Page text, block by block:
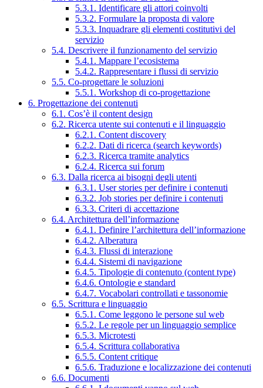
5.3.1. Identificare gli attori coinvolti
5.3.2. Formulare la proposta di valore
5.3.3. Inquadrare gli elementi costitutivi del
servizio
5.4. Descrivere il funzionamento del servizio
5.4.1. Mappare l’ecosistema
5.4.2. Rappresentare i flussi di servizio
5.5. Co-progettare le soluzioni
5.5.1. Workshop di co-progettazione
6. Progettazione dei contenuti
6.1. Cos’è il content design
6.2. Ricerca utente sui contenuti e il linguaggio
6.2.1. Content discovery
6.2.2. Dati di ricerca (search keywords)
6.2.3. Ricerca tramite analytics
6.2.4. Ricerca sui forum
6.3. Dalla ricerca ai bisogni degli utenti
6.3.1. User stories per definire i contenuti
6.3.2. Job stories per definire i contenuti
6.3.3. Criteri di accettazione
6.4. Architettura dell’informazione
6.4.1. Definire l’architettura dell’informazione
6.4.2. Alberatura
6.4.3. Flussi di interazione
6.4.4. Sistemi di navigazione
6.4.5. Tipologie di contenuto (content type)
6.4.6. Ontologie e standard
6.4.7. Vocabolari controllati e tassonomie
6.5. Scrittura e linguaggio
6.5.1. Come leggono le persone sul web
6.5.2. Le regole per un linguaggio semplice
6.5.3. Microtesti
6.5.4. Scrittura collaborativa
6.5.5. Content critique
6.5.6. Traduzione e localizzazione dei contenuti
6.6. Documenti